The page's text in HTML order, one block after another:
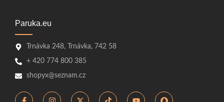
Paruka.eu
Trnávka 248, Trnávka, 742 58
+ 420 774 800 385
shopyx@seznam.cz